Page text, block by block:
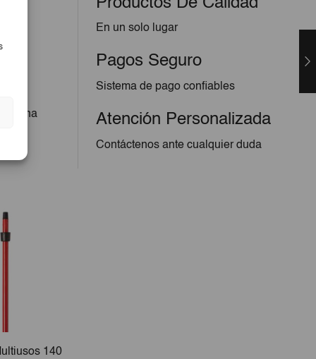
una
140
En un solo lugar
Pagos Seguro
Sistema de pago confiables
Atención Personalizada
Contáctenos ante cualquier duda